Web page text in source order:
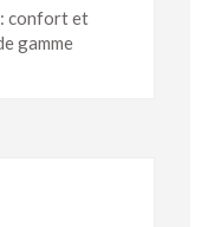
confort et
gamme